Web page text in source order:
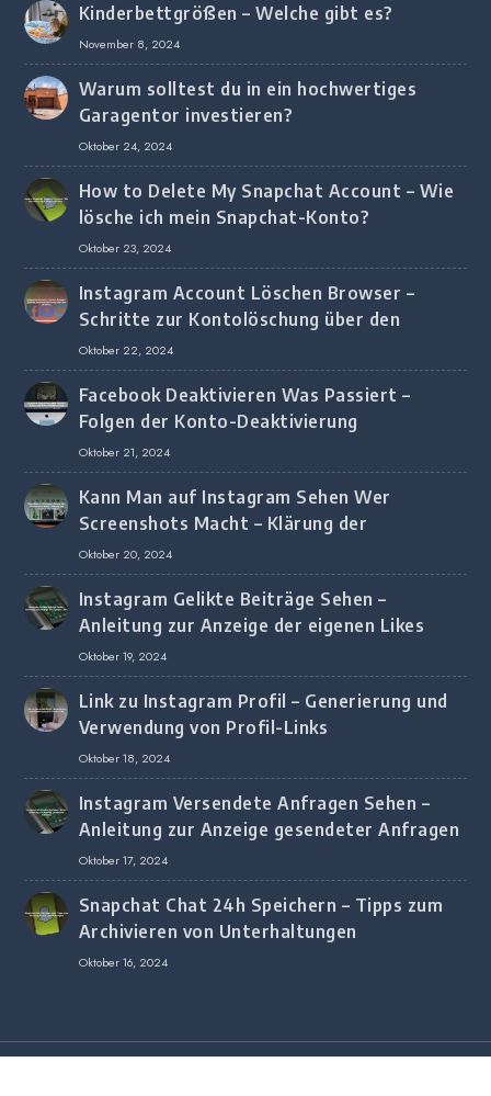
Kinderbettgrößen – Welche gibt es?
November 8, 2024
Warum solltest du in ein hochwertiges
Garagentor investieren?
Oktober 24, 2024
How to Delete My Snapchat Account – Wie
lösche ich mein Snapchat-Konto?
Oktober 23, 2024
Instagram Account Löschen Browser –
Schritte zur Kontolöschung über den
Browser
Oktober 22, 2024
Facebook Deaktivieren Was Passiert –
Folgen der Konto-Deaktivierung
Oktober 21, 2024
Kann Man auf Instagram Sehen Wer
Screenshots Macht – Klärung der
Screenshot-Erkennung
Oktober 20, 2024
Instagram Gelikte Beiträge Sehen –
Anleitung zur Anzeige der eigenen Likes
Oktober 19, 2024
Link zu Instagram Profil – Generierung und
Verwendung von Profil-Links
Oktober 18, 2024
Instagram Versendete Anfragen Sehen –
Anleitung zur Anzeige gesendeter Anfragen
Oktober 17, 2024
Snapchat Chat 24h Speichern – Tipps zum
Archivieren von Unterhaltungen
Oktober 16, 2024